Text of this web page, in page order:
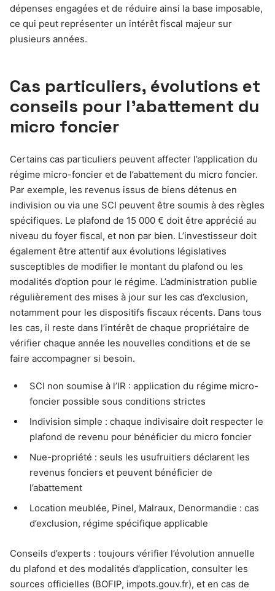
dépenses engagées et de réduire ainsi la base imposable,
ce qui peut représenter un intérêt fiscal majeur sur
plusieurs années.
Cas particuliers, évolutions et
conseils pour l’abattement du
micro foncier
Certains cas particuliers peuvent affecter l’application du
régime micro-foncier et de l’abattement du micro foncier.
Par exemple, les revenus issus de biens détenus en
indivision ou via une SCI peuvent être soumis à des règles
spécifiques. Le plafond de 15 000 € doit être apprécié au
niveau du foyer fiscal, et non par bien. L’investisseur doit
également être attentif aux évolutions législatives
susceptibles de modifier le montant du plafond ou les
modalités d’option pour le régime. L’administration publie
régulièrement des mises à jour sur les cas d’exclusion,
notamment pour les dispositifs fiscaux récents. Dans tous
les cas, il reste dans l’intérêt de chaque propriétaire de
vérifier chaque année les nouvelles conditions et de se
faire accompagner si besoin.
SCI non soumise à l’IR : application du régime micro-
foncier possible sous conditions strictes
Indivision simple : chaque indivisaire doit respecter le
plafond de revenu pour bénéficier du micro foncier
Nue-propriété : seuls les usufruitiers déclarent les
revenus fonciers et peuvent bénéficier de
l’abattement
Location meublée, Pinel, Malraux, Denormandie : cas
d’exclusion, régime spécifique applicable
Conseils d’experts : toujours vérifier l’évolution annuelle
du plafond et des modalités d’application, consulter les
sources officielles (BOFIP, impots.gouv.fr), et en cas de